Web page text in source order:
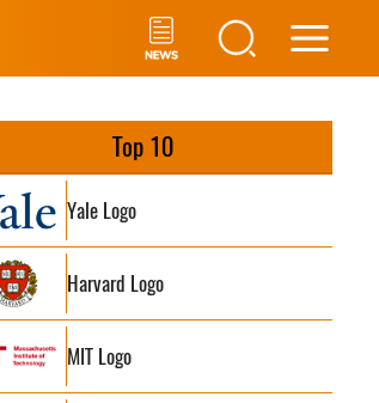
Top 10
Yale Logo
Harvard Logo
MIT Logo